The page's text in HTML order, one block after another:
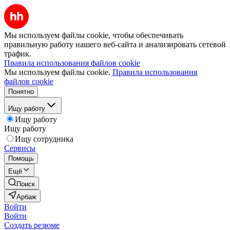
Мы используем файлы cookie, чтобы обеспечивать
правильную работу нашего веб-сайта и анализировать сетевой
трафик.
Правила использования файлов cookie
Мы используем файлы cookie. Правила использования
файлов cookie
Понятно
Ищу работу
Ищу работу
Ищу работу
Ищу сотрудника
Сервисы
Помощь
Ещё
Поиск
Арбаж
Войти
Войти
Создать резюме